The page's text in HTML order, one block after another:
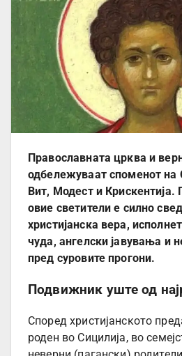
Православната црква и
одбележуваат споменот на
Вит, Модест и Крискентија.
овие светители е силно
христијанска вера,
чуда, ангелски јавувања и
пред суровите прогони.
Подвижник уште од
Според христијанското
роден во Сицилија, во